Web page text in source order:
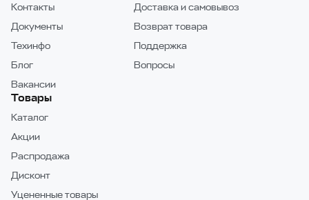
Контакты
Документы
Техинфо
Блог
Вакансии
Доставка и самовывоз
Возврат товара
Поддержка
Вопросы
Товары
Каталог
Акции
Распродажа
Дисконт
Уцененные товары